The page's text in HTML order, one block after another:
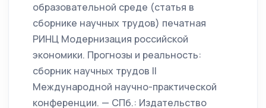
образовательной среде (статья в
сборнике научных трудов) печатная
РИНЦ Модернизация российской
экономики. Прогнозы и реальность:
сборник научных трудов II
Международной научно-практической
конференции. — СПб.: Издательство